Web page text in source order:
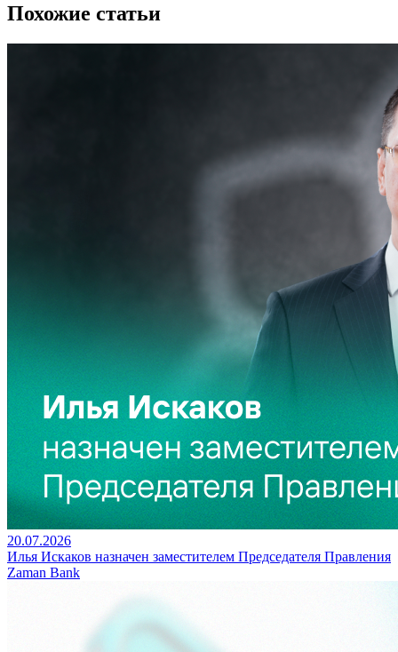
Похожие статьи
20.07.2026
Илья Искаков назначен заместителем Председателя Правления
Zaman Bank